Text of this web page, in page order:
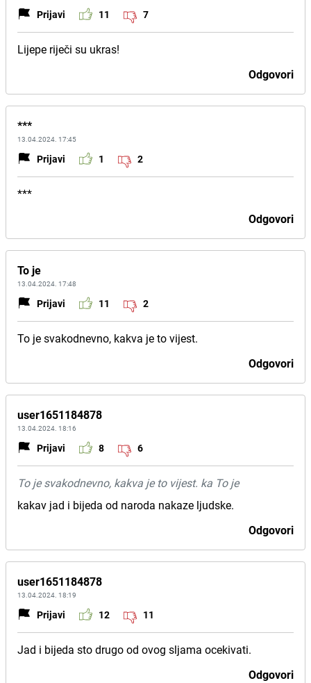
Prijavi 11 7
Lijepe riječi su ukras!
Odgovori
***
13.04.2024. 17:45
Prijavi 1 2
***
Odgovori
To je
13.04.2024. 17:48
Prijavi 11 2
To je svakodnevno, kakva je to vijest.
Odgovori
user1651184878
13.04.2024. 18:16
Prijavi 8 6
To je svakodnevno, kakva je to vijest. ka To je
kakav jad i bijeda od naroda nakaze ljudske.
Odgovori
user1651184878
13.04.2024. 18:19
Prijavi 12 11
Jad i bijeda sto drugo od ovog sljama ocekivati.
Odgovori